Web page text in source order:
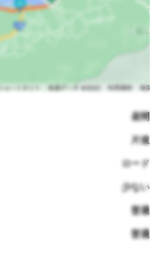
昼間
片道
ロード
少ない
普通
普通